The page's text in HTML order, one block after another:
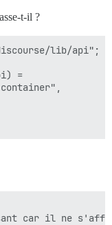
t-il ?
lib/api";
=
car il ne